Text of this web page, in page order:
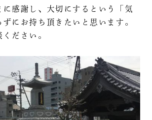
に感謝し、大切にするという「気
にお持ち頂きたいと思います。
ださい。